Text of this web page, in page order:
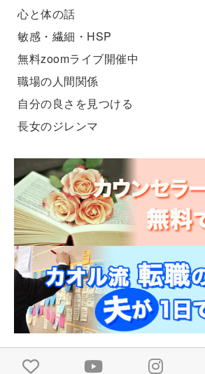
心と体の話
敏感・繊細・HSP
無料zoomライブ開催中
職場の人間関係
自分の良さを見つける
長女のジレンマ